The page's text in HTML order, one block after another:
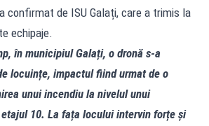
confirmat de ISU Galați, care a trimis la
echipaje.
în municipiul Galați, o dronă s-a
locuințe, impactul fiind urmat de o
unui incendiu la nivelul unui
10. La fața locului intervin forțe și